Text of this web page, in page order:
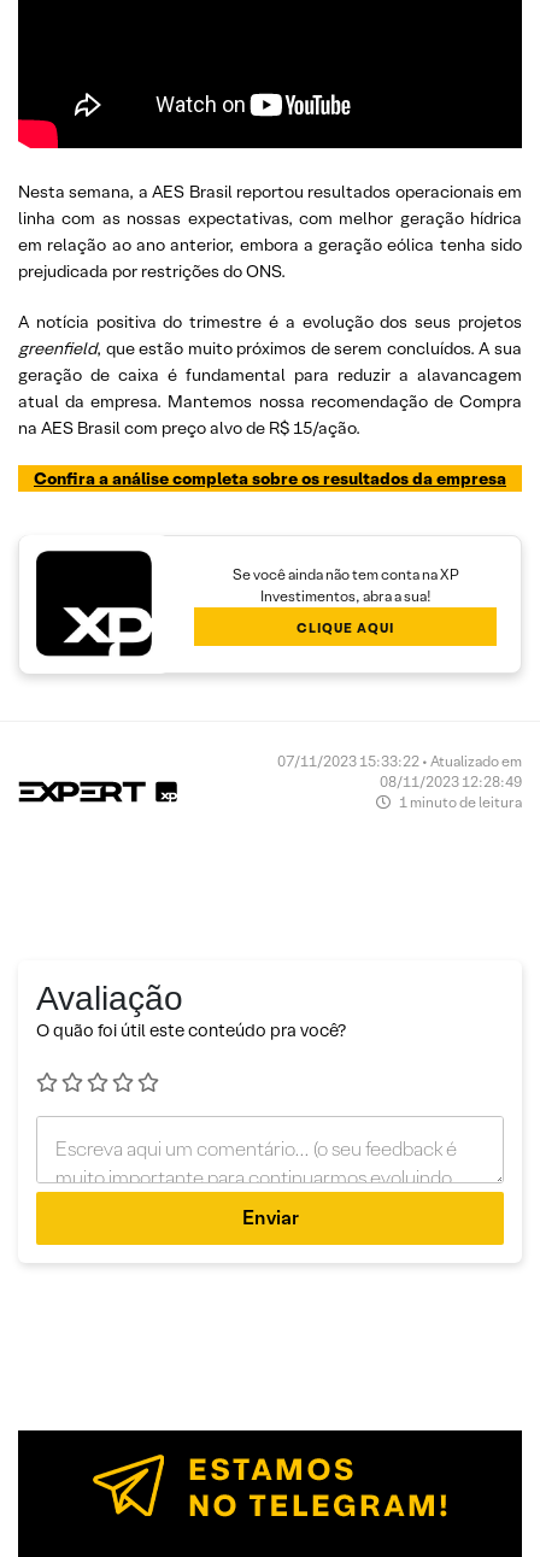
Nesta semana, a AES Brasil reportou resultados operacionais em
linha com as nossas expectativas, com melhor geração hídrica
em relação ao ano anterior, embora a geração eólica tenha sido
prejudicada por restrições do ONS.
A notícia positiva do trimestre é a evolução dos seus projetos
greenfield, que estão muito próximos de serem concluídos. A sua
geração de caixa é fundamental para reduzir a alavancagem
atual da empresa. Mantemos nossa recomendação de Compra
na AES Brasil com preço alvo de R$ 15/ação.
Confira a análise completa sobre os resultados da empresa
Se você ainda não tem conta na XP
Investimentos, abra a sua!
CLIQUE AQUI
07/11/2023 15:33:22 • Atualizado em
08/11/2023 12:28:49
1 minuto de leitura
Avaliação
O quão foi útil este conteúdo pra você?
Enviar